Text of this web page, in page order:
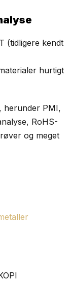
(tidligere kendt
hurtigt
herunder PMI,
RoHS-
og meget